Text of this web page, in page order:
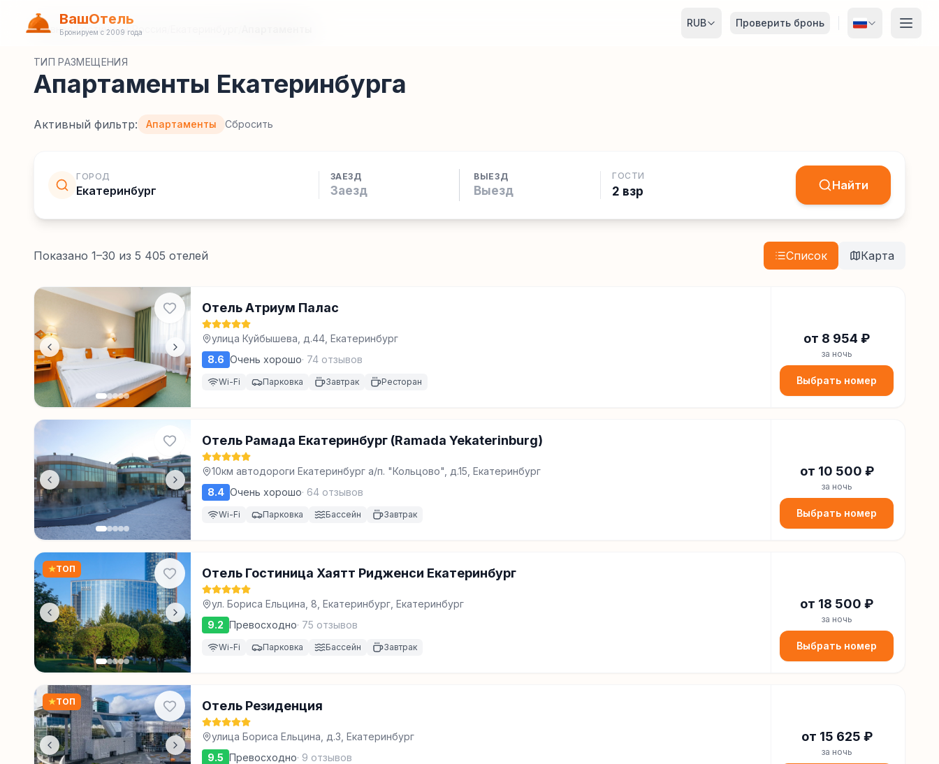
ВашОтель
Бронируем с 2009 года
RUB Проверить бронь
Главная/Гостиницы/Россия
ТИП РАЗМЕЩЕНИЯ
Апартаменты Екатеринбурга
Активный фильтр: Апартаменты Сбросить
ГОРОД
Екатеринбург
ЗАЕЗД ВЫЕЗД ГОСТИ
2 взр Найти
Показано 1–30 из 5 405 отелей Список Карта
Отель Атриум Палас
улица Куйбышева, д.44, Екатеринбург
8.6 Очень хорошо· 74 отзывов
Wi-Fi Парковка Завтрак Ресторан
от 8 954 ₽
за ночь
Выбрать номер
Отель Рамада Екатеринбург (Ramada Yekaterinburg)
10км автодороги Екатеринбург а/п. "Кольцово", д.15, Екатеринбург
8.4 Очень хорошо· 64 отзывов
Wi-Fi Парковка Бассейн Завтрак
от 10 500 ₽
за ночь
Выбрать номер
★ТОП Отель Гостиница Хаятт Ридженси Екатеринбург
ул. Бориса Ельцина, 8, Екатеринбург, Екатеринбург
9.2 Превосходно· 75 отзывов
Wi-Fi Парковка Бассейн Завтрак
от 18 500 ₽
за ночь
Выбрать номер
★ТОП Отель Резиденция
улица Бориса Ельцина, д.3, Екатеринбург
9.5 Превосходно· 9 отзывов
от 15 625 ₽
за ночь